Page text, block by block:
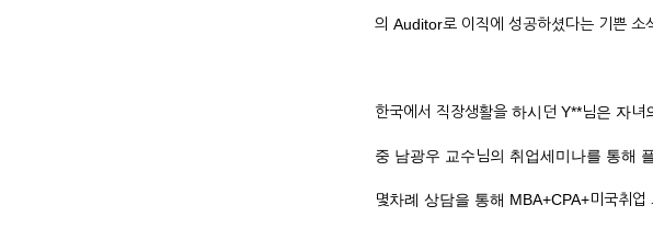
의 Auditor로 이직에 성공하셨다는 기쁜 소
한국에서 직장생활을 하시던 Y**님은 자
중 남광우 교수님의 취업세미나를 통해
몇차례 상담을 통해 MBA+CPA+미국취업